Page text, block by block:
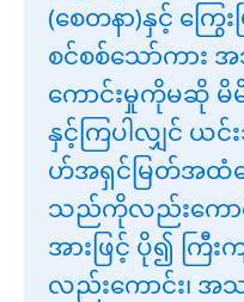
(စေတနာ)နှင့် ကြွေး
စင်စစ်သော်ကာ
ကောင်းမှုကိုမဆို
နှင့်ကြပါလျှင် ယ
ဟ်အရှင်မြတ်အထံတ
သည်ကိုလည်းကော
အားဖြင့် ပို၍ က
လည်းကောင်း၊ အ